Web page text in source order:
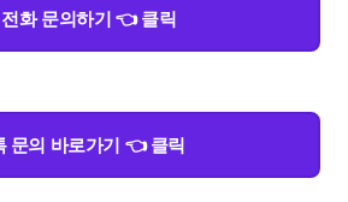
화 문의하기 👈 클릭
문의 바로가기 👈 클릭